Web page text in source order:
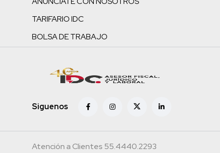
TARIFARIO IDC
BOLSA DE TRABAJO
Siguenos
Atención a Clientes 55.4440.2293